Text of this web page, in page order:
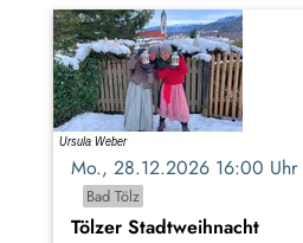
Mo., 28.12.2026 16:00 Uhr
Bad Tölz
Tölzer Stadtweihnacht